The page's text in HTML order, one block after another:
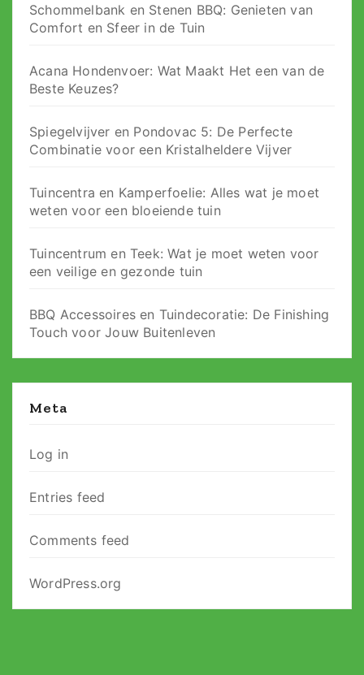
Schommelbank en Stenen BBQ: Genieten van
Comfort en Sfeer in de Tuin
Acana Hondenvoer: Wat Maakt Het een van de
Beste Keuzes?
Spiegelvijver en Pondovac 5: De Perfecte
Combinatie voor een Kristalheldere Vijver
Tuincentra en Kamperfoelie: Alles wat je moet
weten voor een bloeiende tuin
Tuincentrum en Teek: Wat je moet weten voor
een veilige en gezonde tuin
BBQ Accessoires en Tuindecoratie: De Finishing
Touch voor Jouw Buitenleven
Meta
Log in
Entries feed
Comments feed
WordPress.org